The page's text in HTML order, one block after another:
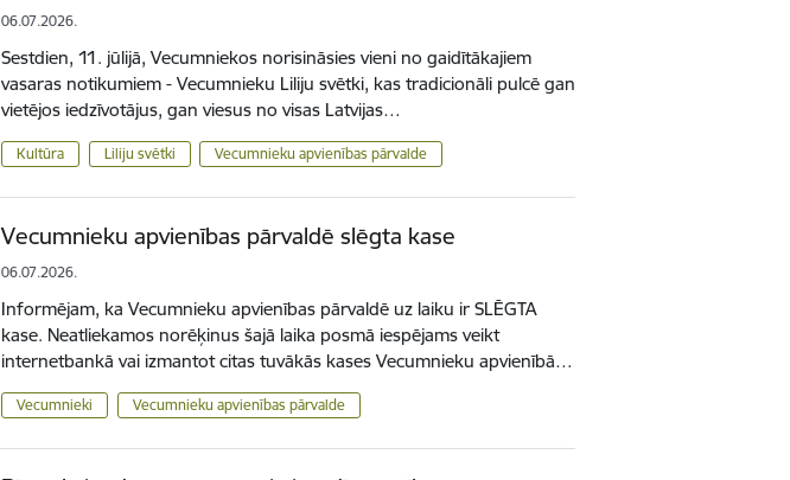
06.07.2026.
Sestdien, 11. jūlijā, Vecumniekos norisināsies vieni no gaidītākajiem
vasaras notikumiem - Vecumnieku Liliju svētki, kas tradicionāli pulcē gan
vietējos iedzīvotājus, gan viesus no visas Latvijas…
Kultūra Liliju svētki Vecumnieku apvienības pārvalde
Vecumnieku apvienības pārvaldē slēgta kase
06.07.2026.
Informējam, ka Vecumnieku apvienības pārvaldē uz laiku ir SLĒGTA
kase. Neatliekamos norēķinus šajā laika posmā iespējams veikt
internetbankā vai izmantot citas tuvākās kases Vecumnieku apvienībā…
Vecumnieki Vecumnieku apvienības pārvalde